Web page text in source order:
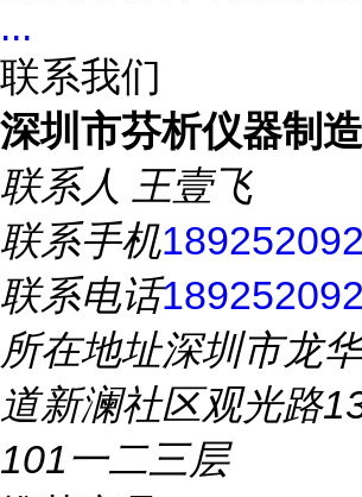
...
联系我们
深圳市芬析仪器制
联系人 王壹飞
联系手机
联系电话
所在地址深圳市龙
道新澜社区观光路
101一二三层